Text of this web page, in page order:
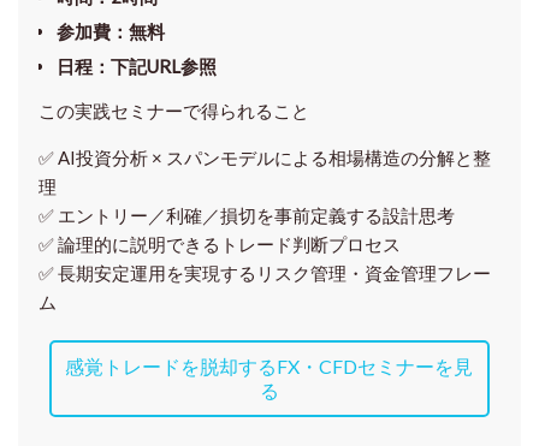
参加費：無料
日程：下記URL参照
この実践セミナーで得られること
✅ AI投資分析 × スパンモデルによる相場構造の分解と整
理
✅ エントリー／利確／損切を事前定義する設計思考
✅ 論理的に説明できるトレード判断プロセス
✅ 長期安定運用を実現するリスク管理・資金管理フレー
ム
感覚トレードを脱却するFX・CFDセミナーを見
る